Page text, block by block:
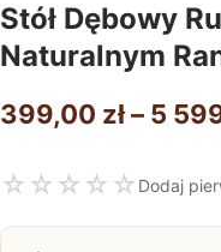
Stół Dębowy
Naturalnym
399,00 zł– 5
☆ ☆ ☆ ☆ ☆ Dodaj